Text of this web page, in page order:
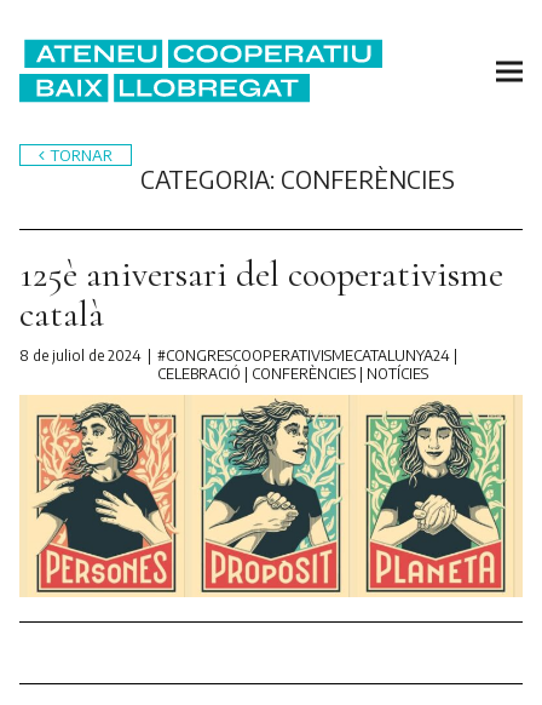
TORNAR
CATEGORIA: CONFERÈNCIES
125è aniversari del cooperativisme
català
8 de juliol de 2024 #CONGRESCOOPERATIVISMECATALUNYA24
CELEBRACIÓ
CONFERÈNCIES NOTÍCIES